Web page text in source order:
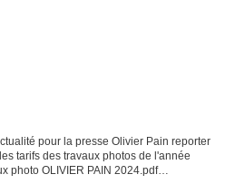
pour la presse Olivier Pain reporter
tarifs des travaux photos de l'année